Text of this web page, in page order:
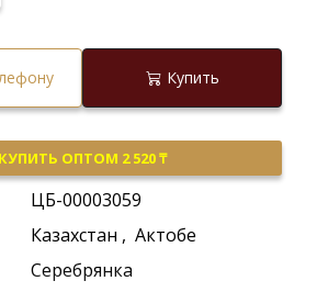
Купить
КУПИТЬ ОПТОМ 2 520 ₸
ЦБ-00003059
Казахстан , Актобе
Серебрянка